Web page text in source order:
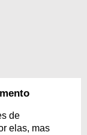
de
elas, mas